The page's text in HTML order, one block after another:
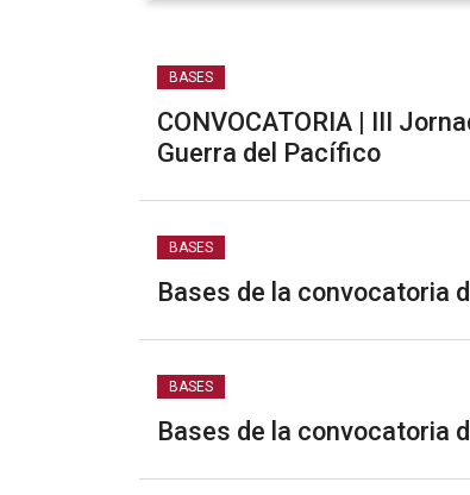
BASES
CONVOCATORIA | III
Guerra del Pacífico
BASES
Bases de la convocatoria
BASES
Bases de la convocatoria